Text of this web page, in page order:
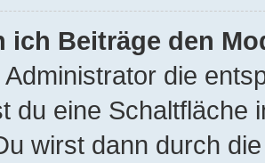
ich Beiträge den
Administrator die
du eine Schaltfläche
wirst dann durch